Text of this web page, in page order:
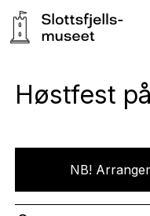
Høstfest
NB!